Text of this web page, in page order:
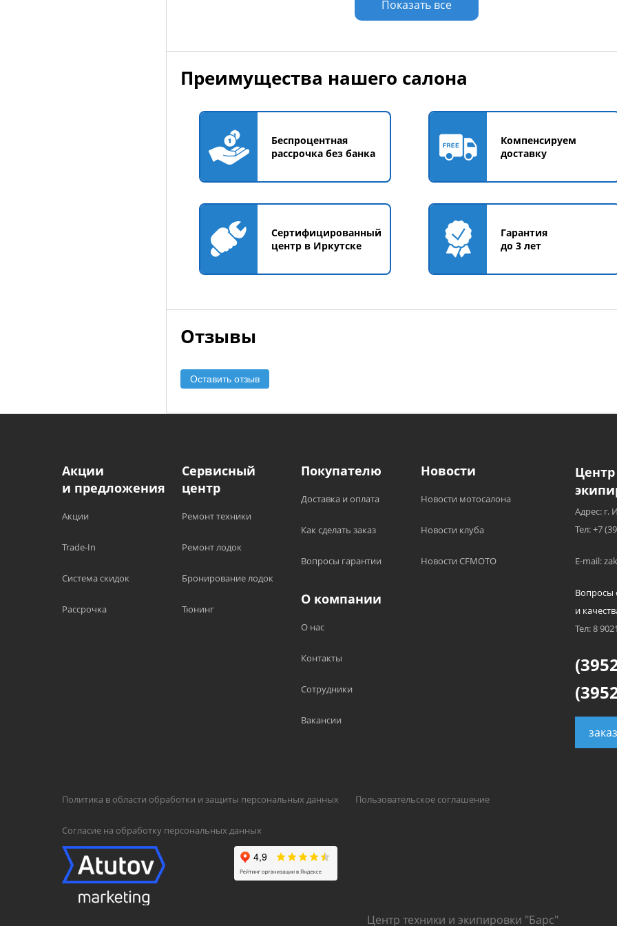
Показать все
Преимущества нашего салона
Беспроцентная
рассрочка без банка
Компенсируем
доставку
Сертифицированный
центр в Иркутске
Гарантия
до 3 лет
Отзывы
Оставить отзыв
Акции
и предложения
Акции
Trade-In
Система скидок
Рассрочка
Сервисный
центр
Ремонт техники
Ремонт лодок
Бронирование лодок
Тюнинг
Покупателю
Доставка и оплата
Как сделать заказ
Вопросы гарантии
Новости
Новости мотосалона
Новости клуба
Новости CFMOTO
О компании
О нас
Контакты
Сотрудники
Вакансии
Политика в области обработки и защиты персональных данных Пользовательское соглашение
Согласие на обработку персональных данных
Адрес: г.
Тел: +7
E-mail:
Вопросы
и
Тел: 8
Центр техники и экипировки "Барс"